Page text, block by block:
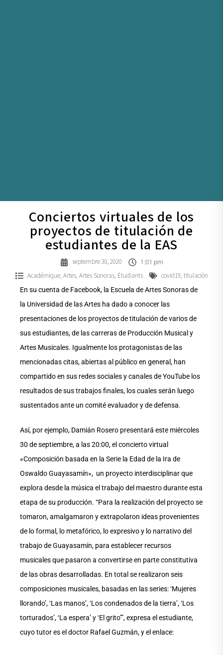
Conciertos virtuales de los
proyectos de titulación de
estudiantes de la EAS
septembre 30, 2020 1:01 pm
Académique, Artes, Artes Sonoras, Étudiants covid19, titulación
En su cuenta de Facebook, la Escuela de Artes Sonoras de
la Universidad de las Artes ha dado a conocer las
presentaciones de los proyectos de titulación de varios de
sus estudiantes, de las carreras de Producción Musical y
Artes Musicales. Igualmente los protagonistas de las
mencionadas citas, abiertas al público en general, han
compartido en sus redes sociales y canales de YouTube los
resultados de sus trabajos finales, los cuales serán luego
sustentados ante un comité evaluador y de defensa.
Así, por ejemplo, Damián Rosero presentará este miércoles
30 de septiembre, a las 20:00, el concierto virtual
«Composición basada en la Serie la Edad de la Ira de
Oswaldo Guayasamín», un proyecto interdisciplinar que
explora desde la música el trabajo del maestro durante esta
etapa de su producción. “Para la realización del proyecto se
tomaron, amalgamaron y extrapolaron ideas provenientes
de lo formal, lo metafórico, lo expresivo y lo narrativo del
trabajo de Guayasamín, para establecer recursos
musicales que pasaron a convertirse en parte constitutiva
de las obras desarrolladas. En total se realizaron seis
composiciones musicales, basadas en las series: ‘Mujeres
llorando’, ‘Las manos’, ‘Los condenados de la tierra’, ‘Los
torturados’, ‘La espera’ y ‘El grito’”, expresa el estudiante,
cuyo tutor es el doctor Rafael Guzmán, y el enlace: